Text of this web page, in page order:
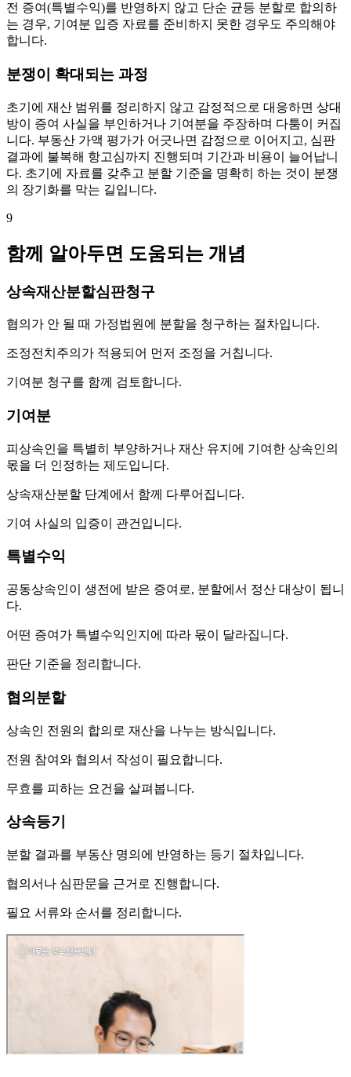
전 증여(특별수익)를 반영하지 않고 단순 균등 분할로 합의하
는 경우, 기여분 입증 자료를 준비하지 못한 경우도 주의해야
합니다.
분쟁이 확대되는 과정
초기에 재산 범위를 정리하지 않고 감정적으로 대응하면 상대
방이 증여 사실을 부인하거나 기여분을 주장하며 다툼이 커집
니다. 부동산 가액 평가가 어긋나면 감정으로 이어지고, 심판
결과에 불복해 항고심까지 진행되며 기간과 비용이 늘어납니
다. 초기에 자료를 갖추고 분할 기준을 명확히 하는 것이 분쟁
의 장기화를 막는 길입니다.
9
함께 알아두면 도움되는 개념
상속재산분할심판청구
협의가 안 될 때 가정법원에 분할을 청구하는 절차입니다.
조정전치주의가 적용되어 먼저 조정을 거칩니다.
기여분 청구를 함께 검토합니다.
기여분
피상속인을 특별히 부양하거나 재산 유지에 기여한 상속인의
몫을 더 인정하는 제도입니다.
상속재산분할 단계에서 함께 다루어집니다.
기여 사실의 입증이 관건입니다.
특별수익
공동상속인이 생전에 받은 증여로, 분할에서 정산 대상이 됩니
다.
어떤 증여가 특별수익인지에 따라 몫이 달라집니다.
판단 기준을 정리합니다.
협의분할
상속인 전원의 합의로 재산을 나누는 방식입니다.
전원 참여와 협의서 작성이 필요합니다.
무효를 피하는 요건을 살펴봅니다.
상속등기
분할 결과를 부동산 명의에 반영하는 등기 절차입니다.
협의서나 심판문을 근거로 진행합니다.
필요 서류와 순서를 정리합니다.